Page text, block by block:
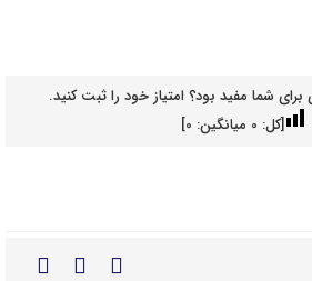
برای شما مفید بود؟ امتیاز خود را ثبت کنید.
[کل: 0میانگین: 0
]